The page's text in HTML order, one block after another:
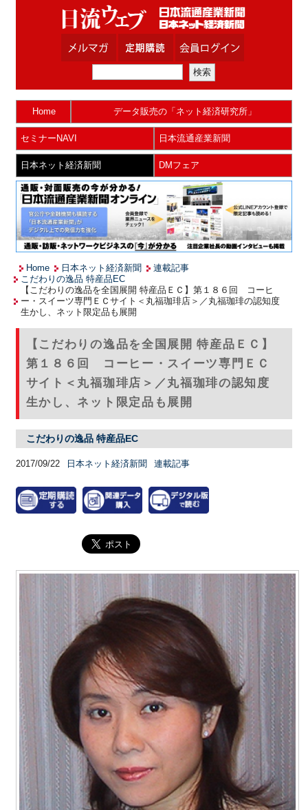
Home データ販売の「ネット経済研究所」
セミナーNAVI 日本流通産業新聞
日本ネット経済新聞 DMフェア
Home 日本ネット経済新聞
連載記事
こだわりの逸品 特産品EC
【こだわりの逸品を全国展開 特産品ＥＣ】第１８６回 コーヒ
ー・スイーツ専門ＥＣサイト＜丸福珈琲店＞／丸福珈琲の認知度
生かし、ネット限定品も展開
【こだわりの逸品を全国展開 特産品ＥＣ】
第１８６回 コーヒー・スイーツ専門ＥＣ
サイト＜丸福珈琲店＞／丸福珈琲の認知度
生かし、ネット限定品も展開
こだわりの逸品 特産品EC
2017/09/22 日本ネット経済新聞 連載記事